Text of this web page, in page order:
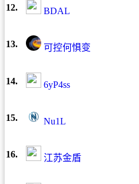
12. BDAL
13. 可控何惧变
14. 6yP4ss
15. Nu1L
16. 江苏金盾